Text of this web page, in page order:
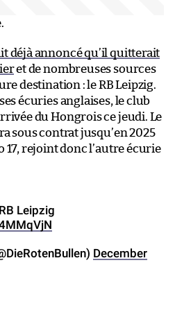
déjà annoncé qu’il quitterait
et de nombreuses sources
destination : le RB Leipzig.
écuries anglaises, le club
du Hongrois ce jeudi. Le
sous contrat jusqu’en 2025
rejoint donc l’autre écurie
Leipzig
December